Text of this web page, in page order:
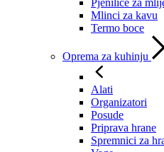
Mlinci za kavu
Termo boce
Oprema za kuhinju
Alati
Organizatori
Posude
Priprava hrane
Spremnici za